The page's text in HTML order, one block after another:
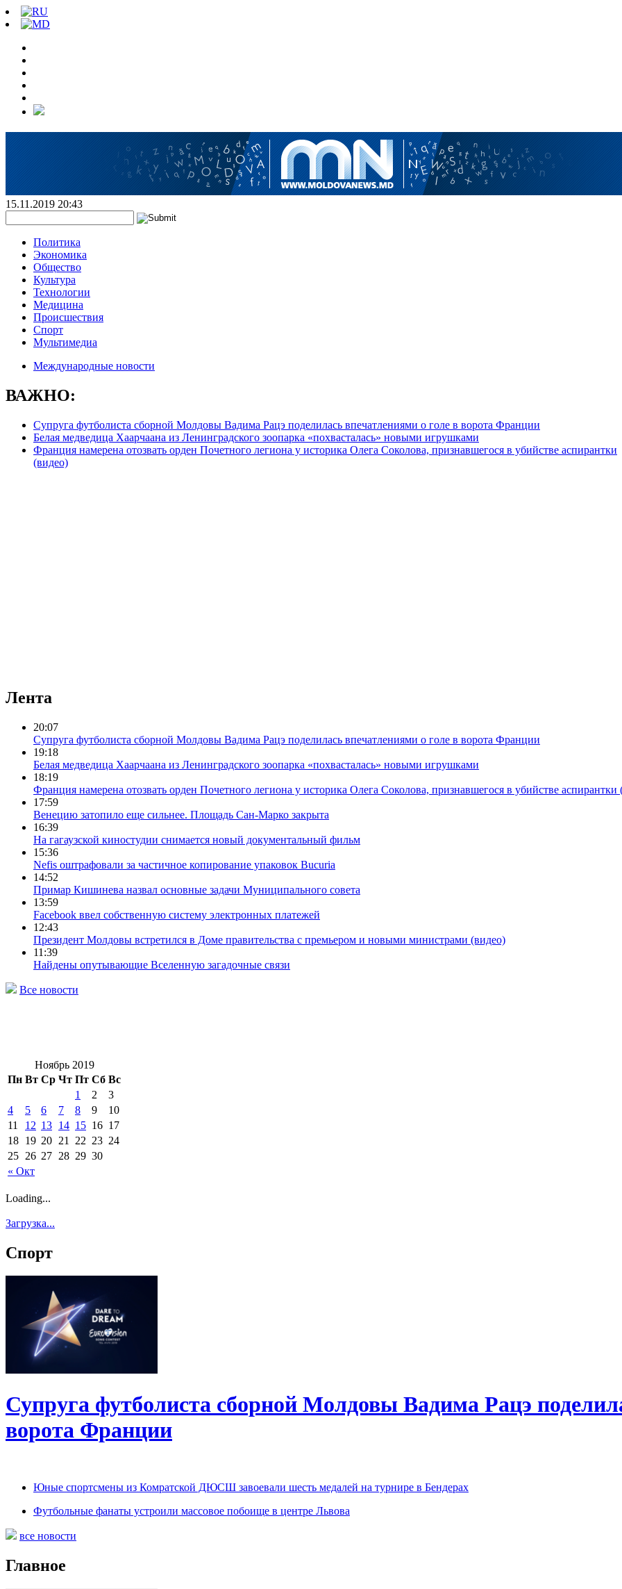
15.11.2019 20:43
Политика
Экономика
Общество
Культура
Технологии
Медицина
Происшествия
Спорт
Мультимедиа
Международные новости
ВАЖНО:
Супруга футболиста сборной Молдовы Вадима Рацэ поделилась впечатлениями о голе в ворота Франции
Белая медведица Хаарчаана из Ленинградского зоопарка «похвасталась» новыми игрушками
Франция намерена отозвать орден Почетного легиона у историка Олега Соколова, признавшегося в убийстве аспирантки
(видео)
Лента
20:07
Супруга футболиста сборной Молдовы Вадима Рацэ поделилась впечатлениями о голе в ворота Франции
19:18
Белая медведица Хаарчаана из Ленинградского зоопарка «похвасталась» новыми игрушками
18:19
Франция намерена отозвать орден Почетного легиона у историка Олега Соколова, признавшегося в убийстве аспирантки
17:59
Венецию затопило еще сильнее. Площадь Сан-Марко закрыта
16:39
На гагаузской киностудии снимается новый документальный фильм
15:36
Nefis оштрафовали за частичное копирование упаковок Bucuria
14:52
Примар Кишинева назвал основные задачи Муниципального совета
13:59
Facebook ввел собственную систему электронных платежей
12:43
Президент Молдовы встретился в Доме правительства с премьером и новыми министрами (видео)
11:39
Найдены опутывающие Вселенную загадочные связи
Все новости
Ноябрь 2019
Пн Вт Ср Чт Пт Сб Вс
« Окт
1 2
3
4
5 6 7 8 9
10
11
12 13 14 15 16 17
18 19 20 21 22 23 24
25 26 27 28 29 30
Loading...
Загрузка...
Спорт
Супруга футболиста сборной Молдовы Вадима Рацэ
ворота Франции
Юные спортсмены из Комратской ДЮСШ завоевали шесть медалей на турнире в Бендерах
Футбольные фанаты устроили массовое побоище в центре Львова
все новости
Главное